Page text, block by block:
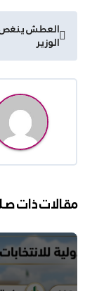
تصفّح
المقالات
العطش ينغص
الوزير
مقالات ذات